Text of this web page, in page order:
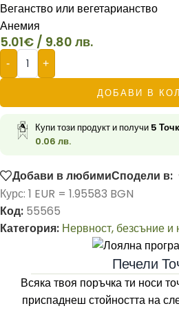
Веганство или вегетарианство
Анемия
5.01€ / 9.80 лв.
- +
ДОБАВИ В
Купи този продукт и получи 5
0.06 лв.
Добави в любимиСподели в:
Курс: 1 EUR = 1.95583 BGN
Код: 55565
Категория: Нервност, безсъние
Печели
Всяка твоя поръчка ти носи
приспаднеш стойността на